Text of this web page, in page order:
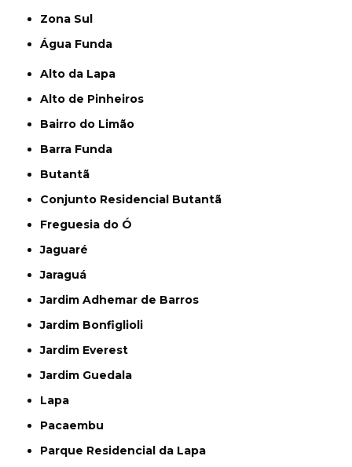
Zona Sul
Água Funda
Alto da Lapa
Alto de Pinheiros
Bairro do Limão
Barra Funda
Butantã
Conjunto Residencial Butantã
Freguesia do Ó
Jaguaré
Jaraguá
Jardim Adhemar de Barros
Jardim Bonfiglioli
Jardim Everest
Jardim Guedala
Lapa
Pacaembu
Parque Residencial da Lapa